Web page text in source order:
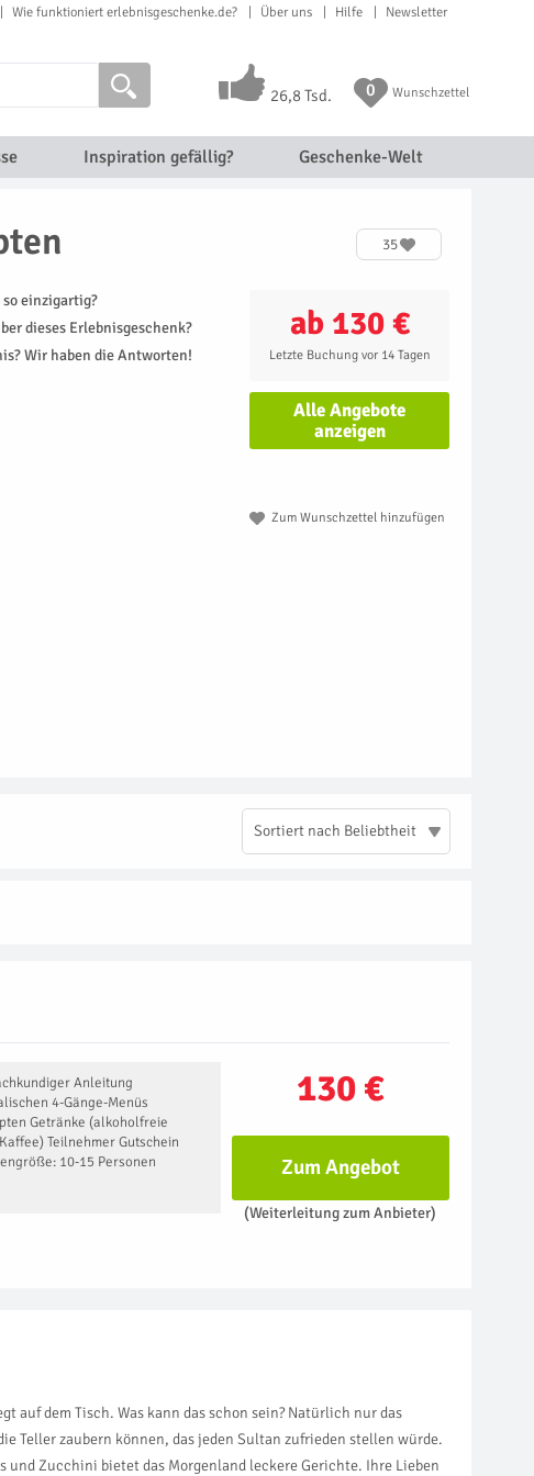
Wie funktioniert erlebnisgeschenke.de? Über uns Hilfe Newsletter
26,8 Tsd. 0 Wunschzettel
Inspiration gefällig? Geschenke-Welt
35
ab 130 €
Letzte Buchung vor 14 Tagen
Alle Angebote
anzeigen
Zum Wunschzettel hinzufügen
so einzigartig?
dieses Erlebnisgeschenk?
Wir haben die Antworten!
Sortiert nach Beliebtheit
130 €
Anleitung
4-Gänge-Menüs
Getränke (alkoholfreie
Teilnehmer Gutschein
10-15 Personen
Zum Angebot
(Weiterleitung zum Anbieter)
auf dem Tisch. Was kann das schon sein? Natürlich nur das
Teller zaubern können, das jeden Sultan zufrieden stellen würde.
Zucchini bietet das Morgenland leckere Gerichte. Ihre Lieben